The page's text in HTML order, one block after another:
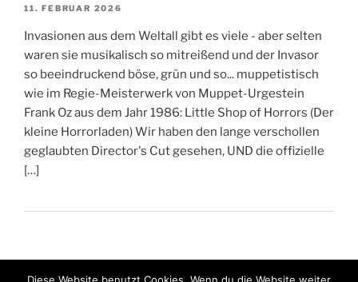
11. FEBRUAR 2026
Invasionen aus dem Weltall gibt es viele - aber selten
waren sie musikalisch so mitreißend und der Invasor
so beeindruckend böse, grün und so... muppetistisch
wie im Regie-Meisterwerk von Muppet-Urgestein
Frank Oz aus dem Jahr 1986: Little Shop of Horrors (Der
kleine Horrorladen) Wir haben den lange verschollen
geglaubten Director's Cut gesehen, UND die offizielle
[…]